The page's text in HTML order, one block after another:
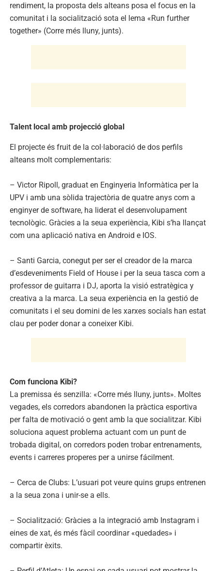
rendiment, la proposta dels alteans posa el focus en la
comunitat i la socialització sota el lema «Run further
together» (Corre més lluny, junts).
Talent local amb projecció global
El projecte és fruit de la col·laboració de dos perfils
alteans molt complementaris:
– Victor Ripoll, graduat en Enginyeria Informàtica per la
UPV i amb una sòlida trajectòria de quatre anys com a
enginyer de software, ha liderat el desenvolupament
tecnològic. Gràcies a la seua experiència, Kibi s’ha llançat
com una aplicació nativa en Android e IOS.
– Santi Garcia, conegut per ser el creador de la marca
d’esdeveniments Field of House i per la seua tasca com a
professor de guitarra i DJ, aporta la visió estratègica y
creativa a la marca. La seua experiència en la gestió de
comunitats i el seu domini de les xarxes socials han estat
clau per poder donar a coneixer Kibi.
Com funciona Kibi?
La premissa és senzilla: «Corre més lluny, junts». Moltes
vegades, els corredors abandonen la pràctica esportiva
per falta de motivació o gent amb la que socialitzar. Kibi
soluciona aquest problema actuant com un punt de
trobada digital, on corredors poden trobar entrenaments,
events i carreres properes per a unirse fácilment.
– Cerca de Clubs: L’usuari pot veure quins grups entrenen
a la seua zona i unir-se a ells.
– Socialització: Gràcies a la integració amb Instagram i
eines de xat, és més fàcil coordinar «quedades» i
compartir èxits.